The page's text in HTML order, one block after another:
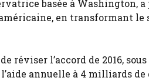
basée à Washington,
américaine, en transformant
réviser l’accord de 2016,
annuelle à 4 milliards